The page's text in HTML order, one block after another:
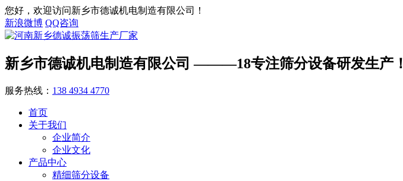
您好，欢迎访问新乡市德诚机电制造有限公司！
新浪微博 QQ咨询
新乡市德诚机电制造有限公司 ———18专注筛分设备研发生产！
服务热线： 138 4934 4770
首页
关于我们
企业简介
企业文化
产品中心
精细筛分设备